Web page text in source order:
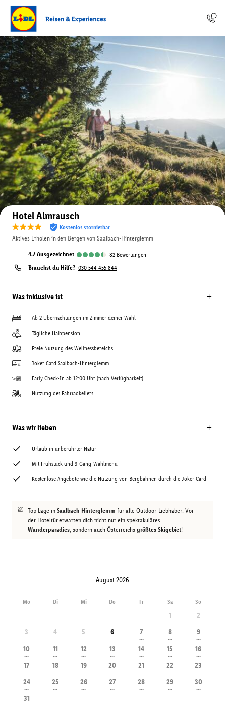
Auf der Karte anzeigen
Hotel Almrausch
Kostenlos stornierbar
Aktives Erholen in den Bergen von Saalbach-Hinterglemm
4.7 ausgezeichnet 82 Bewertungen
Brauchst du Hilfe? 030 544 455 844
Was inklusive ist
Ab 2 Übernachtungen im Zimmer deiner Wahl
Tägliche Halbpension
Freie Nutzung des Wellnessbereichs
Joker Card Saalbach-Hinterglemm
Early Check-In ab 12:00 Uhr (nach Verfügbarkeit)
Nutzung des Fahrradkellers
Was wir lieben
Urlaub in unberührter Natur
Mit Frühstück und 3-Gang-Wahlmenü
Kostenlose Angebote wie die Nutzung von Bergbahnen durch die Joker Card
Top Lage in Saalbach-Hinterglemm für alle Outdoor-Liebhaber: Vor
der Hoteltür erwarten dich nicht nur ein spektakuläres
Wanderparadies, sondern auch Österreichs größtes Skigebiet!
August 2026
Mo Di Mi Do Fr Sa So
1
2
3
4 5 6 7
---
8
---
9
---
10
---
11
---
12
---
13
---
14
---
15
---
16
---
17
---
18
---
19
---
20
---
21
---
22
---
23
---
24
---
25
---
26
---
27
---
28
---
29
---
30
---
31
---